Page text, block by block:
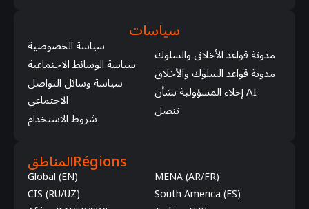
سياسات
سياسة الخصوصية
سياسة الوسائط الاجتماعية
سياسة وسائل التواصل
الاجتماعي
شروط الاستخدام
مدونة قواعد الأخلاق والسلوك
مدونة قواعد السلوك والأخلاق
إخلاء المسؤولية بشأن AI
تنصل
المناطقRégions
Global (EN)
CIS (RU/UZ)
MENA (AR/FR)
South America (ES)